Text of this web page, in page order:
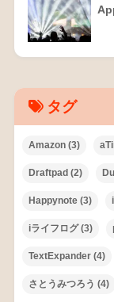
タグ
Amazon(3)
Draftpad (2)
Happynote(3)
iライフログ(3)
TextExpander(4)
さとうみつろう (4)